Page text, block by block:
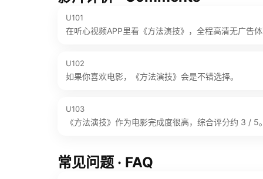
U101
在听心视频APP里看《方法演技》，全程高清无广告体
U102
如果你喜欢电影，《方法演技》会是不错选择。
U103
《方法演技》作为电影完成度很高，综合评分约 3 / 5。
常见问题 · FAQ